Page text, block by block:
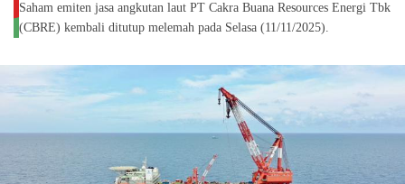
Saham emiten jasa angkutan laut PT Cakra Buana Resources Energi Tbk
(CBRE) kembali ditutup melemah pada Selasa (11/11/2025).